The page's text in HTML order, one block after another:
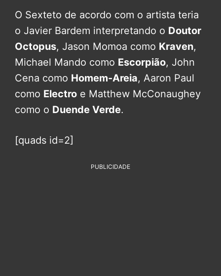
O Sexteto de acordo com o artista teria
o Javier Bardem interpretando o Doutor
Octopus, Jason Momoa como Kraven,
Michael Mando como Escorpião, John
Cena como Homem-Areia, Aaron Paul
como Electro e Matthew McConaughey
como o Duende Verde.
[quads id=2]
PUBLICIDADE